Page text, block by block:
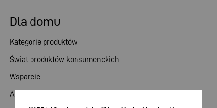
Dla domu
Kategorie produktów
Świat produktów konsumenckich
Wsparcie
Aktualności